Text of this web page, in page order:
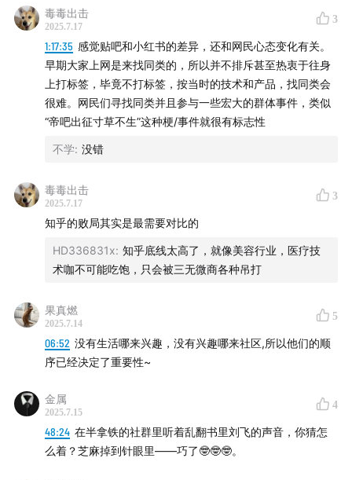
在线上世界的一个镜像」
从利他、有用到更多的记录生活
社区UGC的本质是什么？是人的连接还是人跟内容
的连接？
37:57 人是需求的集合
推荐算法革命助推了点对点高效社交的实现社交。
内容选型：漂流瓶vs内容AV
47:02
社区平台如何处理大众化内容与小众兴趣的关系？
52:15 「扩容就是新扩的内容能不能包含到前面的内容，
如果包含不了，这个扩容就是方向不对」
数量在变少，消失的速度在加快。比如，我现在开始炒股，
当某天赚钱的时候（心情好），我会在一些炒股帖下有互
动，当某天不赚钱的时候（心情不好），我就会选择性忽略
它推给我的炒股交流贴，甚至会快速划过这些页面。所以小
红书虽然也会给我推类似的帖子，但数量不是很多，出现的
频率也比较低。再比如，我去年秋招的时候搜了大量秋招相
关的帖子，那段时间我一打开小红书，首页全是这些，体验
感真的很差。而在今年，我因为某些原因依旧在小红书上搜
子。所以我感觉小红书的算法真的牛，而且一直在进步，要
是它能在某天做到区分兴趣和搜索这两种用户需求，那就真
的无敌了。
毒毒出击
2025.7.17
3
1:17:35 感觉贴吧和小红书的差异，还和网民心态变化有关。
早期大家上网是来找同类的，所以并不排斥甚至热衷于往身
上打标签，毕竟不打标签，按当时的技术和产品，找同类会
很难。网民们寻找同类并且参与一些宏大的群体事件，类似
“帝吧出征寸草不生”这种梗/事件就很有标志性
不学: 没错
毒毒出击
2025.7.17
3
知乎的败局其实是最需要对比的
HD336831x: 知乎底线太高了，就像美容行业，医疗技
术咖不可能吃饱，只会被三无微商各种吊打
果真燃
2025.7.14
5
06:52 没有生活哪来兴趣，没有兴趣哪来社区,所以他们的顺
序已经决定了重要性~
金属
2025.7.15
4
48:24 在半拿铁的社群里听着乱翻书里刘飞的声音，你猜怎
么着？芝麻掉到针眼里——巧了🤓🤓🤓。